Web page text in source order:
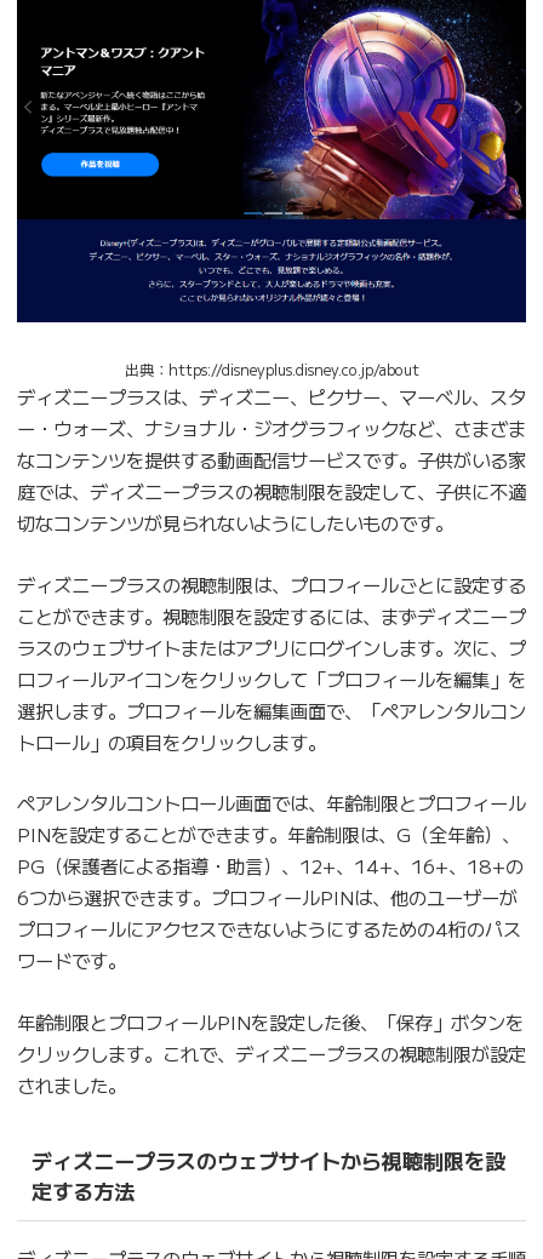
出典：https://disneyplus.disney.co.jp/about
ディズニープラスは、ディズニー、ピクサー、マーベル、スタ
ー・ウォーズ、ナショナル・ジオグラフィックなど、さまざま
なコンテンツを提供する動画配信サービスです。子供がいる家
庭では、ディズニープラスの視聴制限を設定して、子供に不適
切なコンテンツが見られないようにしたいものです。
ディズニープラスの視聴制限は、プロフィールごとに設定する
ことができます。視聴制限を設定するには、まずディズニープ
ラスのウェブサイトまたはアプリにログインします。次に、プ
ロフィールアイコンをクリックして「プロフィールを編集」を
選択します。プロフィールを編集画面で、「ペアレンタルコン
トロール」の項目をクリックします。
ペアレンタルコントロール画面では、年齢制限とプロフィール
PINを設定することができます。年齢制限は、G（全年齢）、
PG（保護者による指導・助言）、12+、14+、16+、18+の
6つから選択できます。プロフィールPINは、他のユーザーが
プロフィールにアクセスできないようにするための4桁のパス
ワードです。
年齢制限とプロフィールPINを設定した後、「保存」ボタンを
クリックします。これで、ディズニープラスの視聴制限が設定
されました。
ディズニープラスのウェブサイトから視聴制限を設
定する方法